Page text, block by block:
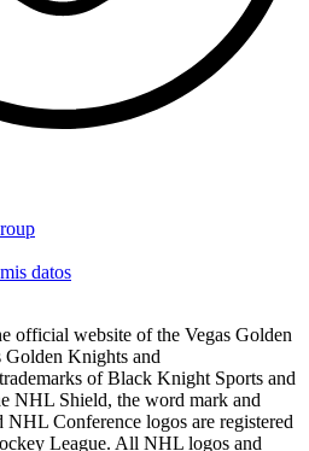
datos
official website of the Vegas Golden
Knights and
of Black Knight Sports and
NHL Shield, the word mark and
Conference logos are registered
League. All NHL logos and